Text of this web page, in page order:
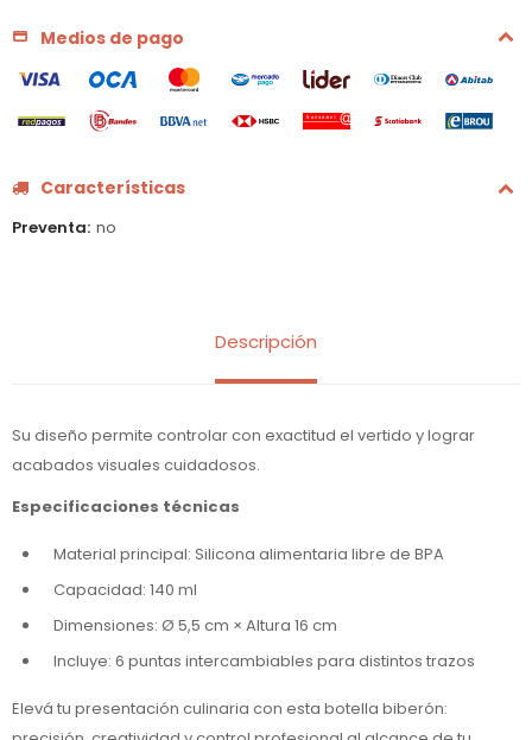
Medios de pago
Características
Preventa no
Descripción
Su diseño permite controlar con exactitud el vertido y lograr
acabados visuales cuidadosos.
Especificaciones técnicas
Material principal: Silicona alimentaria libre de BPA
Capacidad: 140 ml
Dimensiones: Ø 5,5 cm × Altura 16 cm
Incluye: 6 puntas intercambiables para distintos trazos
Elevá tu presentación culinaria con esta botella biberón: